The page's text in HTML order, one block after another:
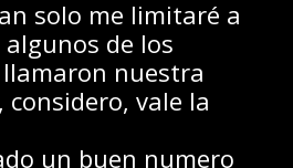
solo me limitaré a
de los
nuestra
vale la
un buen numero